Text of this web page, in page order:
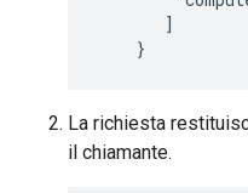
       ]
    }
La richiesta
il chiamante.